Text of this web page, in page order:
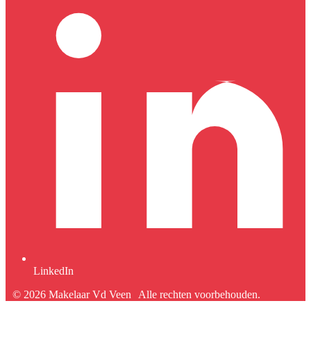
LinkedIn
© 2026 Makelaar Vd Veen Alle rechten voorbehouden.